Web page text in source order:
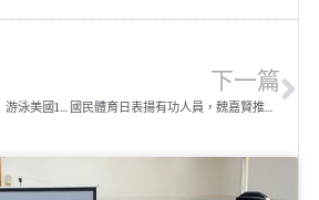
世泳賽／中國靠跳水稱霸 游泳美國14金第一
下一篇
國民體育日表揚有功人員，魏嘉賢推廣基層運動獲肯定